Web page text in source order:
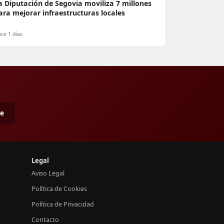
Diputación de Segovia moviliza 7 millones
mejorar infraestructuras locales
1 días
Legal
Aviso Legal
Política de Cookies
Política de Privacidad
Contacto